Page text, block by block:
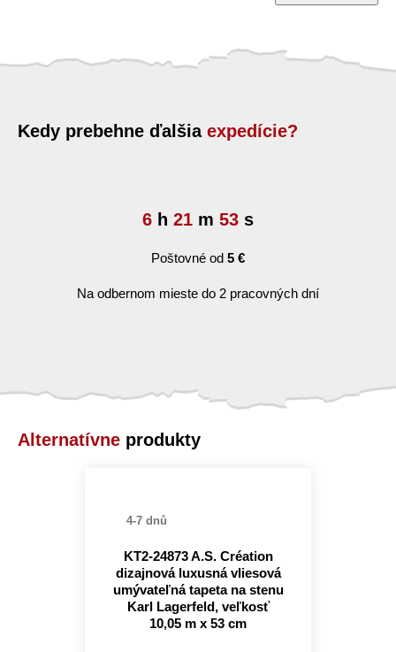
Kedy prebehne ďalšia expedície?
6 h 21 m 53 s
Poštovné od 5 €
Na odbernom mieste do 2 pracovných dní
Alternatívne produkty
4-7 dnů
KT2-24873 A.S. Création
dizajnová luxusná vliesová
umývateľná tapeta na stenu
Karl Lagerfeld, veľkosť
10,05 m x 53 cm